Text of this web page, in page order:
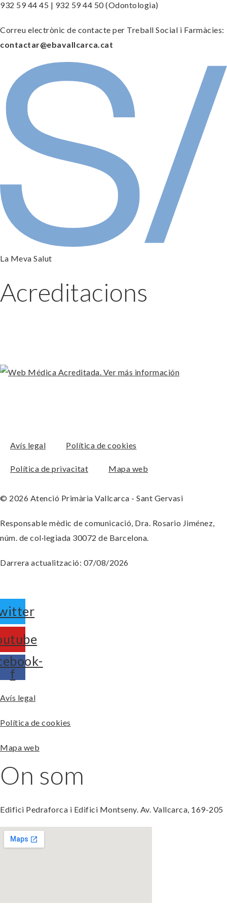
932 59 44 45 | 932 59 44 50 (Odontologia)
Correu electrònic de contacte per Treball Social i Farmàcies:
contactar@ebavallcarca.cat
La Meva Salut
Acreditacions
Avís legal Política de cookies
Política de privacitat Mapa web
© 2026 Atenció Primària Vallcarca - Sant Gervasi
Responsable mèdic de comunicació, Dra. Rosario Jiménez,
núm. de col·legiada 30072 de Barcelona.
Darrera actualització: 07/08/2026
f
Avís legal
Política de cookies
Mapa web
On som
Edifici Pedraforca i Edifici Montseny. Av. Vallcarca, 169-205